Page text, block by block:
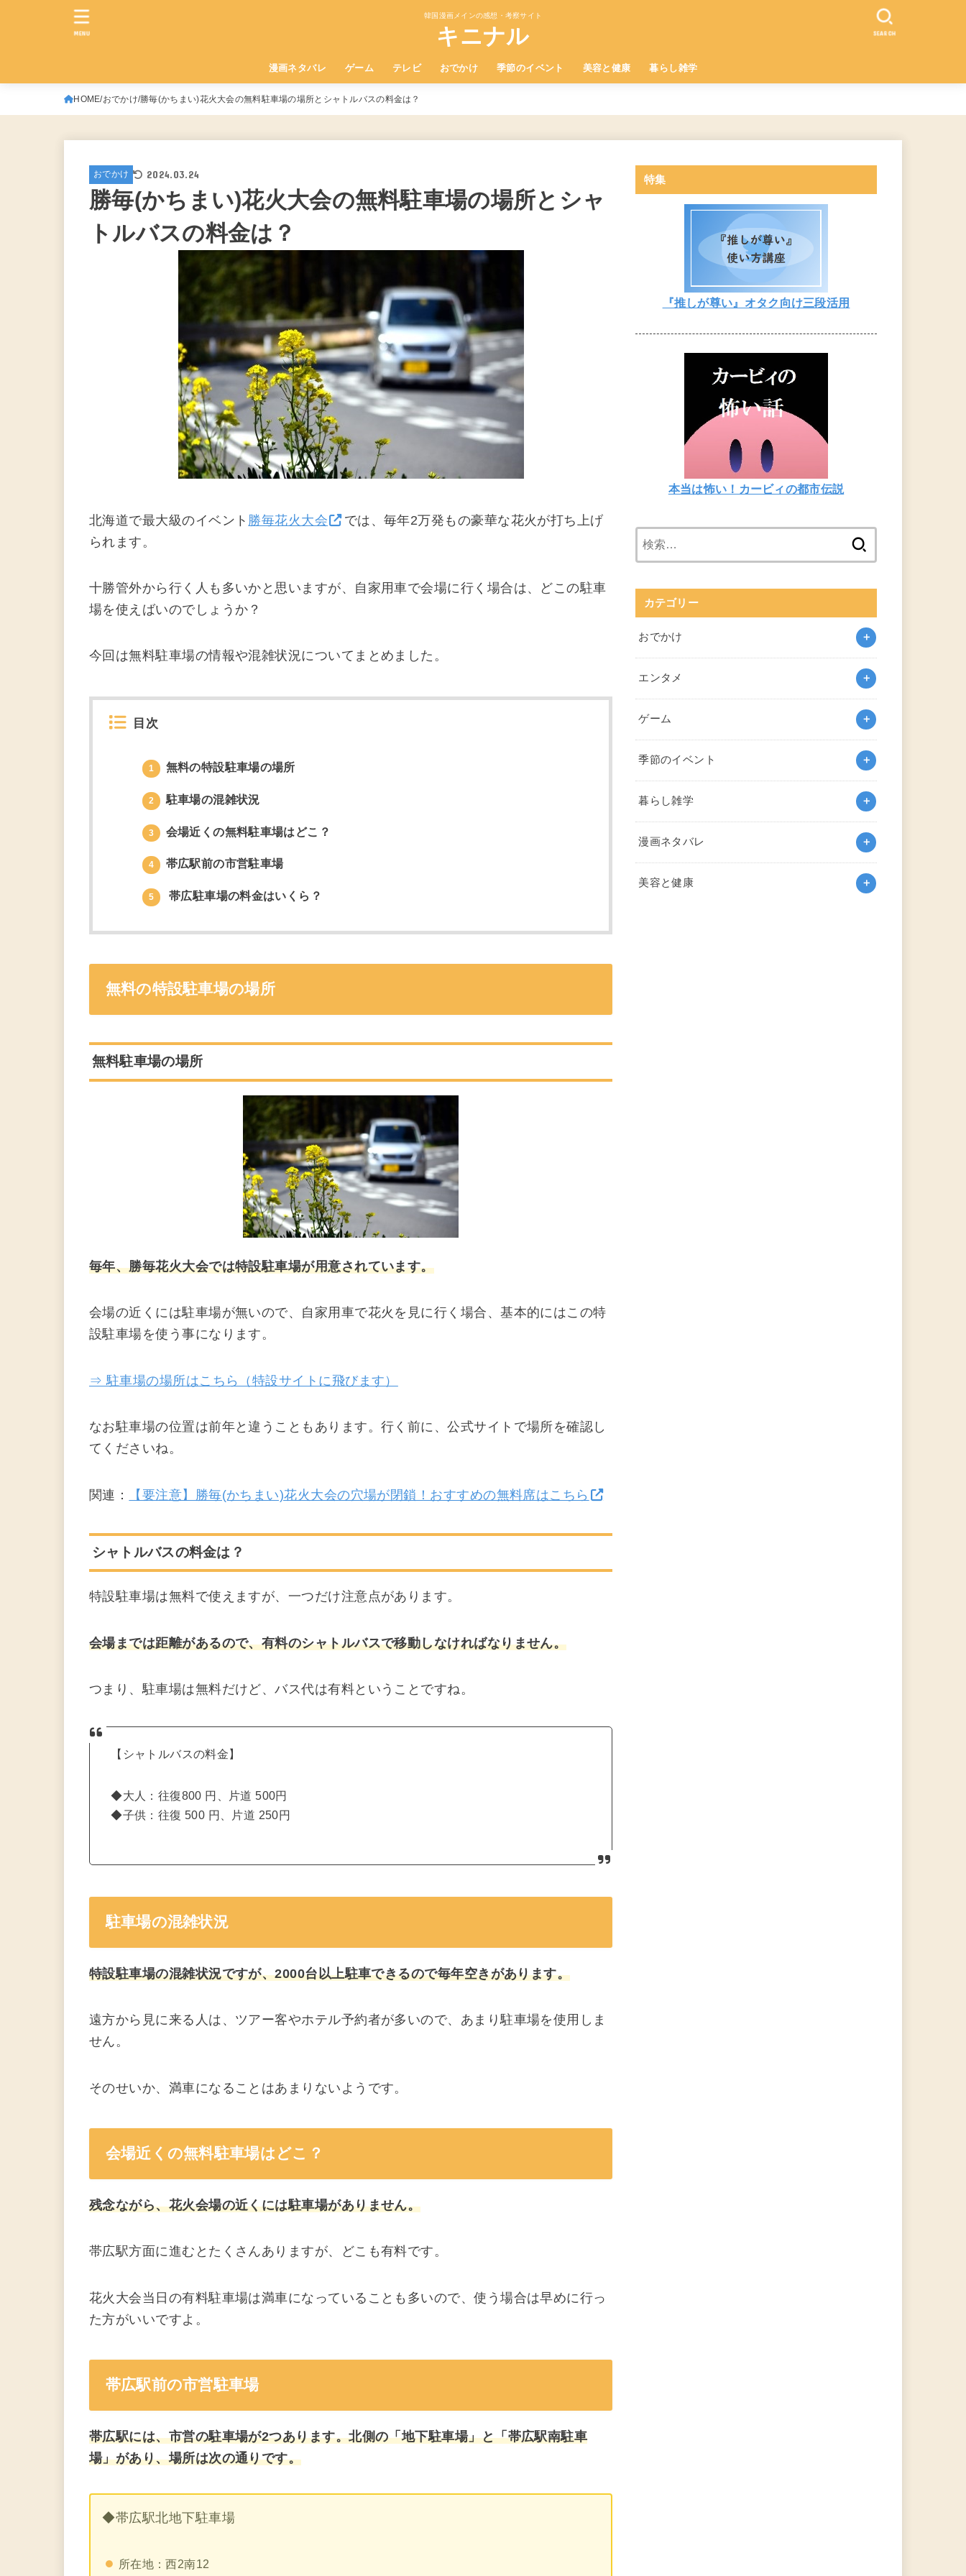
韓国漫画メインの感想・考察サイト
キニナル
漫画ネタバレ ゲーム テレビ おでかけ 季節のイベント 美容と健康 暮らし雑学
SEARCH
MENU
HOME おでかけ 勝毎(かちまい)花火大会の無料駐車場の場所とシャトルバスの料金は？
おでかけ 2024.03.24
勝毎(かちまい)花火大会の無料駐車場の場所とシャ
トルバスの料金は？
北海道で最大級のイベント 勝毎花火大会
では、毎年2万発もの豪華な花火が打ち上げ
られます。
十勝管外から行く人も多いかと思いますが、自家用車で会場に行く場合は、どこの駐車
場を使えばいのでしょうか？
今回は無料駐車場の情報や混雑状況についてまとめました。
目次
1 無料の特設駐車場の場所
2 駐車場の混雑状況
3 会場近くの無料駐車場はどこ？
4 帯広駅前の市営駐車場
5 帯広駐車場の料金はいくら？
無料の特設駐車場の場所
無料駐車場の場所
毎年、勝毎花火大会では特設駐車場が用意されています。
会場の近くには駐車場が無いので、自家用車で花火を見に行く場合、基本的にはこの特
設駐車場を使う事になります。
⇒ 駐車場の場所はこちら（特設サイトに飛びます）
なお駐車場の位置は前年と違うこともあります。行く前に、公式サイトで場所を確認し
てくださいね。
関連： 【要注意】勝毎(かちまい)花火大会の穴場が閉鎖！おすすめの無料席はこちら
シャトルバスの料金は？
特設駐車場は無料で使えますが、一つだけ注意点があります。
会場までは距離があるので、有料のシャトルバスで移動しなければなりません。
つまり、駐車場は無料だけど、バス代は有料ということですね。
【シャトルバスの料金】
◆大人：往復800 円、片道 500円
◆子供：往復 500 円、片道 250円
駐車場の混雑状況
特設駐車場の混雑状況ですが、2000台以上駐車できるので毎年空きがあります。
遠方から見に来る人は、ツアー客やホテル予約者が多いので、あまり駐車場を使用しま
せん。
そのせいか、満車になることはあまりないようです。
会場近くの無料駐車場はどこ？
残念ながら、花火会場の近くには駐車場がありません。
帯広駅方面に進むとたくさんありますが、どこも有料です。
花火大会当日の有料駐車場は満車になっていることも多いので、使う場合は早めに行っ
た方がいいですよ。
帯広駅前の市営駐車場
帯広駅には、市営の駐車場が2つあります。北側の「地下駐車場」と「帯広駅南駐車
場」があり、場所は次の通りです。
◆帯広駅北地下駐車場
所在地：西2南12
特集
『推しが尊い』オタク向け三段活用
本当は怖い！カービィの都市伝説
カテゴリー
おでかけ
エンタメ
ゲーム
季節のイベント
暮らし雑学
漫画ネタバレ
美容と健康